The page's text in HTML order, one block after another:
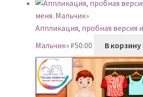
Аппликация, пробная версия
Мальчик»₽50.00 В корзину